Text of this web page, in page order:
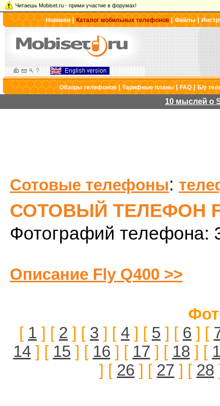
Читаешь Mobiset.ru - прими участие в форумах!
Новинки|Каталог мобильных телефонов |Файлы|
Обзоры телефонов|Тарифные планы|FAQ|Б/у
10 мыслей о
Сотовые телефоны:
СОТОВЫЙ ТЕЛЕФОН
Фотографий телефона:
Описание Fly Q400 >>
[ 1 ] [ 2 ] [ 3 ] [ 4 ] [ 5 ] [ 6 ] [
14] [ 15 ] [ 16 ] [ 17 ] [ 18 ] [
] [ 26 ] [ 27 ] [ 28